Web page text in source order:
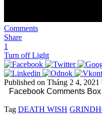
Comments
Share
1
Turn off Light
Published on Tháng 2 4, 2021
Facebook Comments Box
Tag DEATH WISH